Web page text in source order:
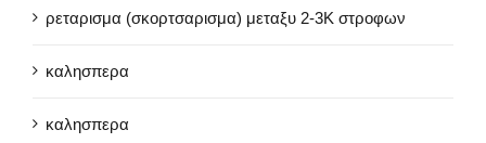
ρεταρισμα (σκορτσαρισμα) μεταξυ 2-3Κ στροφων
καλησπερα
καλησπερα